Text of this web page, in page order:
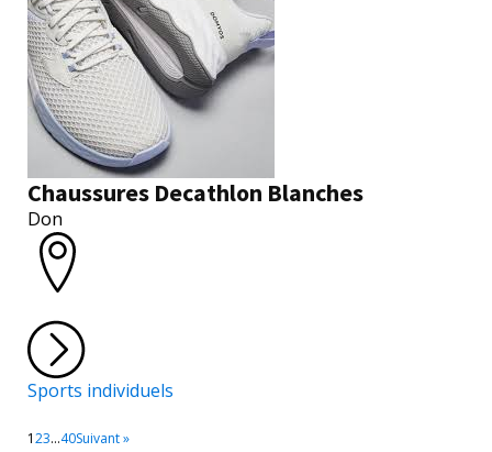
Chaussures Decathlon Blanches
Don
Sports individuels
123…40Suivant »